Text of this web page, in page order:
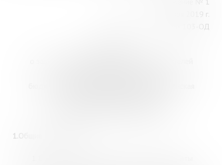
к приказу от 10 декабря 2019 г.
№ 103-ОД
1.Общие положения